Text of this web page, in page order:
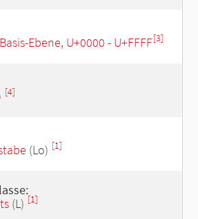
Ebene, U+0000 - U+FFFF[3]
[4]
(Lo) [1]
(L) [1]